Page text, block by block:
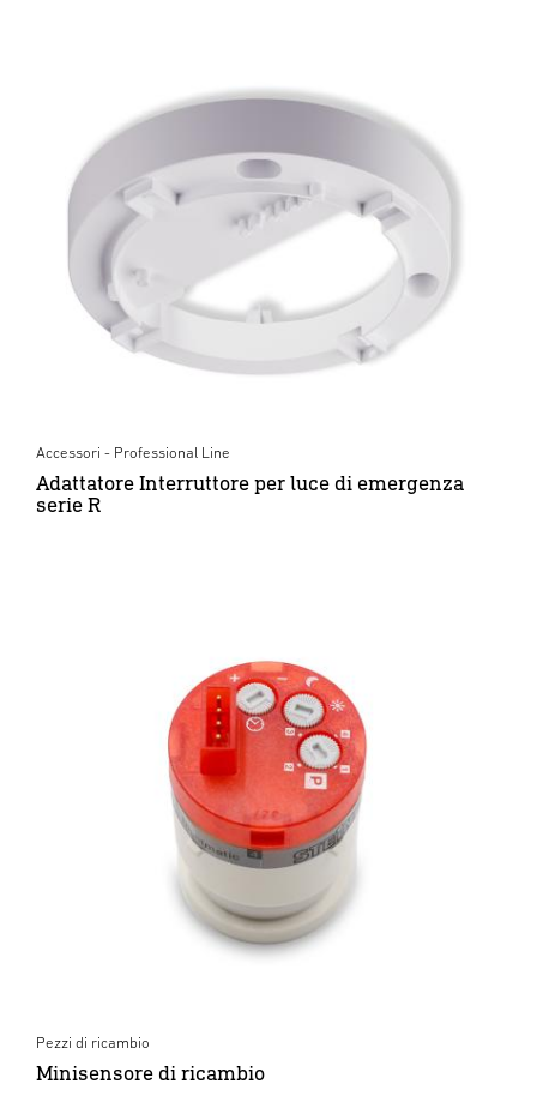
Accessori - Professional Line
Adattatore Interruttore per luce di emergenza
serie R
Pezzi di ricambio
Minisensore di ricambio